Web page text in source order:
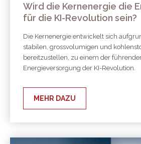
Wird die Kernenergie die
für die KI-Revolution sein?
Die Kernenergie entwickelt sich
stabilen, grossvolumigen und
bereitzustellen, zu einem der
Energieversorgung der KI-Revolution.
MEHR DAZU